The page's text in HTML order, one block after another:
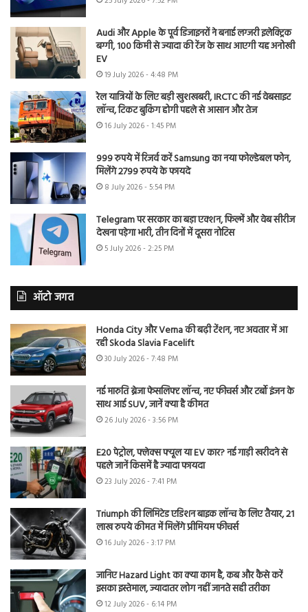
Audi और Apple के पूर्व डिजाइनरों ने बनाई लग्जरी इलेक्ट्रिक
बग्गी, 100 किमी से ज्यादा की रेंज के साथ आएगी यह अनोखी
EV
19 July 2026 - 4:48 PM
रेल यात्रियों के लिए बड़ी खुशखबरी, IRCTC की नई वेबसाइट
लॉन्च, टिकट बुकिंग होगी पहले से आसान और तेज
16 July 2026 - 1:45 PM
999 रुपये में रिजर्व करें Samsung का नया फोल्डेबल फोन,
मिलेंगे 2799 रुपये के फायदे
8 July 2026 - 5:54 PM
Telegram पर सरकार का बड़ा एक्शन, फिल्में और वेब सीरीज
देखना पड़ेगा भारी, तीन दिनों में दूसरा नोटिस
5 July 2026 - 2:25 PM
ऑटो जगत
Honda City और Verna की बढ़ी टेंशन, नए अवतार में आ
रही Skoda Slavia Facelift
30 July 2026 - 7:48 PM
नई मारुति ब्रेजा फेसलिफ्ट लॉन्च, नए फीचर्स और टर्बो इंजन के
साथ आई SUV, जानें क्या है कीमत
26 July 2026 - 3:56 PM
E20 पेट्रोल, फ्लेक्स फ्यूल या EV कार? नई गाड़ी खरीदने से
पहले जानें किसमें है ज्यादा फायदा
23 July 2026 - 7:41 PM
Triumph की लिमिटेड एडिशन बाइक लॉन्च के लिए तैयार, 21
लाख रुपये कीमत में मिलेंगे प्रीमियम फीचर्स
16 July 2026 - 3:17 PM
जानिए Hazard Light का क्या काम है, कब और कैसे करें
इसका इस्तेमाल, ज्यादातर लोग नहीं जानते सही तरीका
12 July 2026 - 6:14 PM